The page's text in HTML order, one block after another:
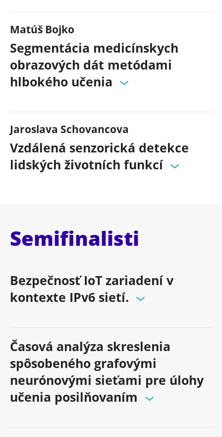
Matúš Bojko
Segmentácia medicínskych
obrazových dát metódami
hlbokého učenia
Jaroslava Schovancova
Vzdálená senzorická detekce
lidských životních funkcí
Semifinalisti
Bezpečnosť IoT zariadení v
kontexte IPv6 sietí.
Časová analýza skreslenia
spôsobeného grafovými
neurónovými sieťami pre úlohy
učenia posilňovaním